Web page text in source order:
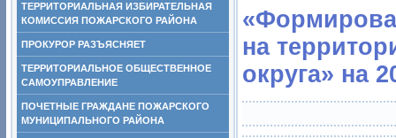
ТЕРРИТОРИАЛЬНАЯ ИЗБИРАТЕЛЬНАЯ
КОМИССИЯ ПОЖАРСКОГО РАЙОНА
ПРОКУРОР РАЗЪЯСНЯЕТ
ТЕРРИТОРИАЛЬНОЕ ОБЩЕСТВЕННОЕ
САМОУПРАВЛЕНИЕ
ПОЧЕТНЫЕ ГРАЖДАНЕ ПОЖАРСКОГО
МУНИЦИПАЛЬНОГО РАЙОНА
на
округа» на